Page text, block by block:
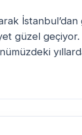
İstanbul’dan
güzel